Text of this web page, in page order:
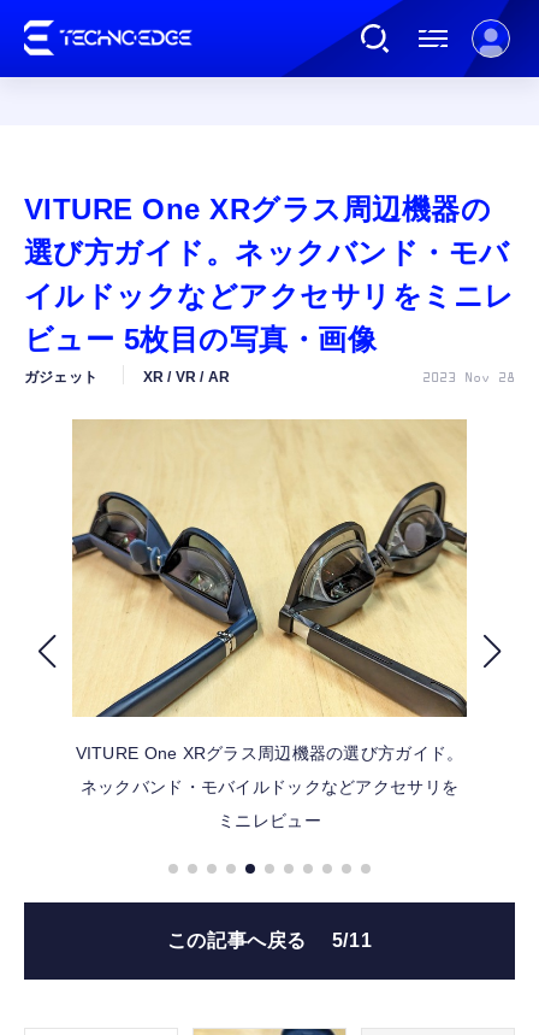
ガジェット
公式ストア
FOLLOW US
VITURE One XRグラス周辺機器の
選び方ガイド。ネックバンド・モバ
イルドックなどアクセサリをミニレ
ビュー 5枚目の写真・画像
ガジェット XR / VR / AR 2023 Nov 28
VITURE One XRグラス周辺機器の選び方ガイド。
ネックバンド・モバイルドックなどアクセサリを
ミニレビュー
この記事へ戻る 5/11